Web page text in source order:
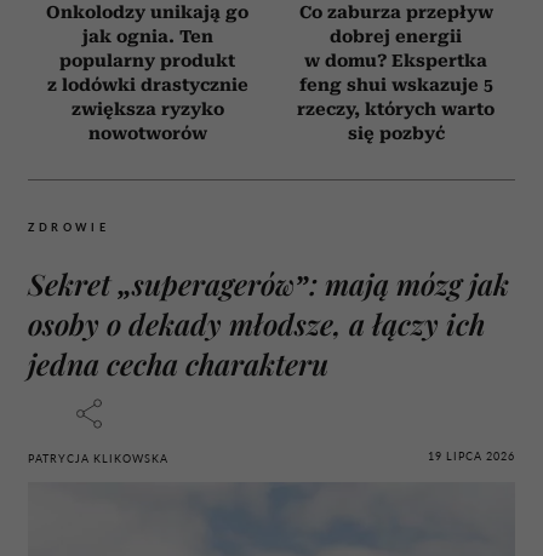
Onkolodzy unikają go
jak ognia. Ten
popularny produkt
z lodówki drastycznie
zwiększa ryzyko
nowotworów
Co zaburza przepływ
dobrej energii
w domu? Ekspertka
feng shui wskazuje 5
rzeczy, których warto
się pozbyć
ZDROWIE
Sekret „superagerów”: mają mózg jak
osoby o dekady młodsze, a łączy ich
jedna cecha charakteru
PATRYCJA KLIKOWSKA 19 LIPCA 2026